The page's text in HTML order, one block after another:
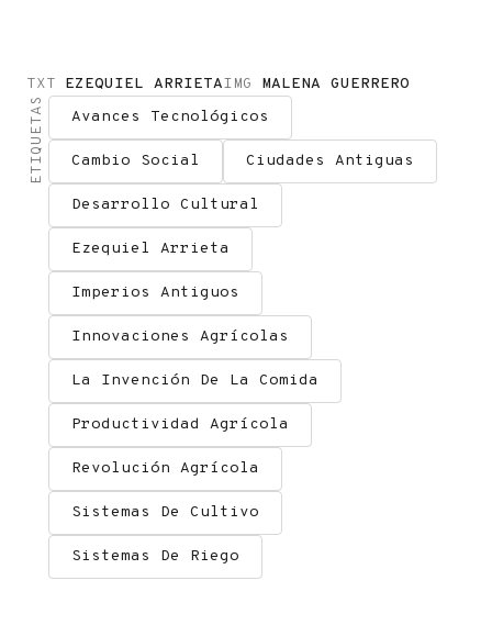
TXT EZEQUIEL ARRIETAIMG MALENA GUERRERO
ETIQUETAS Avances Tecnológicos
Cambio Social Ciudades Antiguas
Desarrollo Cultural
Ezequiel Arrieta
Imperios Antiguos
Innovaciones Agrícolas
La Invención De La Comida
Productividad Agrícola
Revolución Agrícola
Sistemas De Cultivo
Sistemas De Riego